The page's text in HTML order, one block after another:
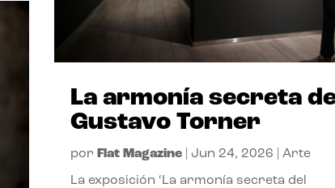
La armonía secreta
Gustavo Torner
por Flat Magazine| Jun 24, 2026 Arte
La exposición ‘La armonía secreta del